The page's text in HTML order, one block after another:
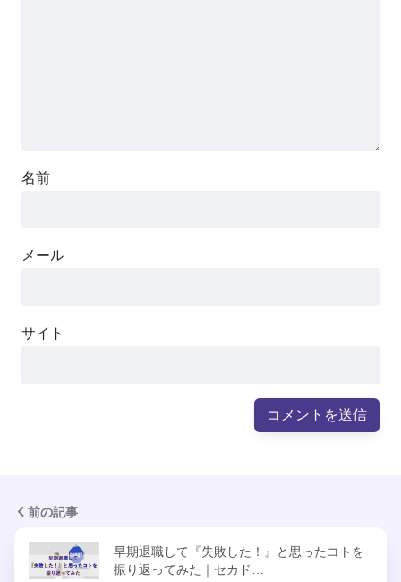
名前
メール
サイト
前の記事
早期退職して『失敗した！』と思ったコトを
振り返ってみた｜セカド…